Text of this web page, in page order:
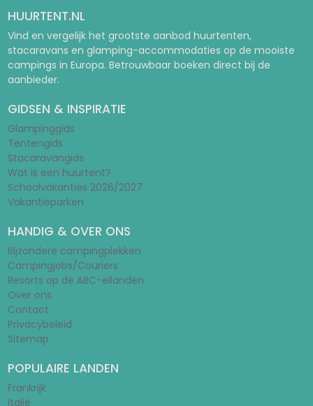
HUURTENT.NL
Vind en vergelijk het grootste aanbod huurtenten,
stacaravans en glamping-accommodaties op de mooiste
campings in Europa. Betrouwbaar boeken direct bij de
aanbieder.
GIDSEN & INSPIRATIE
Glampinggids
Tentengids
Stacaravangids
Wat is een huurtent?
Schoolvakanties 2026/2027
Vakantieparken
HANDIG & OVER ONS
Bijzondere campingplekken
Campingjobs/Couriers
Resorts op de ABC-eilanden
Over ons
Contact
Privacybeleid
Sitemap
POPULAIRE LANDEN
Frankrijk
Italië